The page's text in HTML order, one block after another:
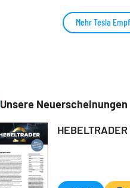
Mehr Tesla
Unsere Neuerscheinungen